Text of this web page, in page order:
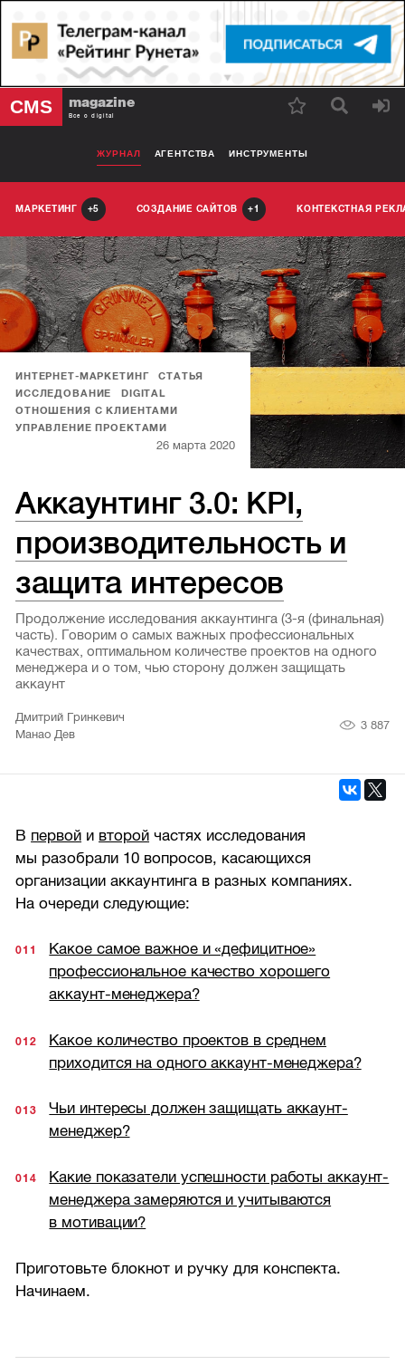
CMS magazine
Все о digital
ЖУРНАЛ АГЕНТСТВА ИНСТРУМЕНТЫ
МАРКЕТИНГ 5 СОЗДАНИЕ САЙТОВ 1 КОНТЕКСТНАЯ
ИНТЕРНЕТ-МАРКЕТИНГ
СТАТЬЯ
ИССЛЕДОВАНИЕ
DIGITAL
ОТНОШЕНИЯ С КЛИЕНТАМИ
УПРАВЛЕНИЕ ПРОЕКТАМИ
26 марта 2020
Аккаунтинг 3.0: KPI,
производительность и
защита интересов
Продолжение исследования аккаунтинга (3-я (финальная)
часть). Говорим о самых важных профессиональных
качествах, оптимальном количестве проектов на одного
менеджера и о том, чью сторону должен защищать
аккаунт
Дмитрий Гринкевич
Манао Дев
3 887
В первой и второй частях исследования
мы разобрали 10 вопросов, касающихся
организации аккаунтинга в разных компаниях.
На очереди следующие:
Какое самое важное и «дефицитное»
профессиональное качество хорошего
аккаунт-менеджера?
Какое количество проектов в среднем
приходится на одного аккаунт-менеджера?
Чьи интересы должен защищать аккаунт-
менеджер?
Какие показатели успешности работы аккаунт-
менеджера замеряются и учитываются
в мотивации?
Приготовьте блокнот и ручку для конспекта.
Начинаем.